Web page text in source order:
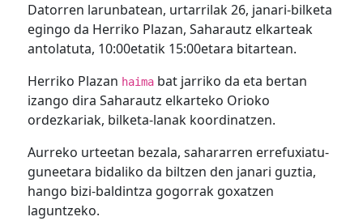
Datorren larunbatean, urtarrilak 26, janari-bilketa
egingo da Herriko Plazan, Saharautz elkarteak
antolatuta, 10:00etatik 15:00etara bitartean.
Herriko Plazan haima bat jarriko da eta bertan
izango dira Saharautz elkarteko Orioko
ordezkariak, bilketa-lanak koordinatzen.
Aurreko urteetan bezala, sahararren errefuxiatu-
guneetara bidaliko da biltzen den janari guztia,
hango bizi-baldintza gogorrak goxatzen
laguntzeko.